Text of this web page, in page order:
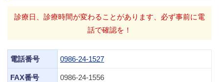
診療日、診療時間が変わることがあります、必ず事前に電
話で確認を！
電話番号 0986-24-1527
FAX番号 0986-24-1556